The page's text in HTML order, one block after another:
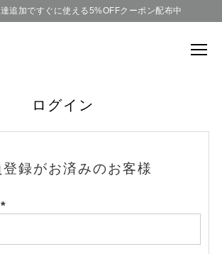
追加ですぐに使える5%OFFクーポン配布中
ログイン
登録がお済みのお客様
須)